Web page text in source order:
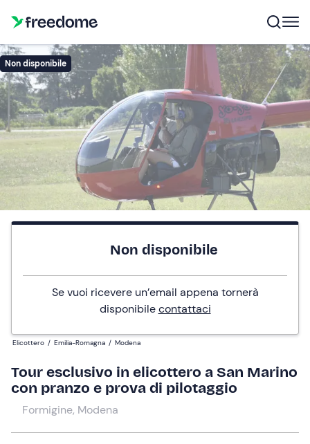
Non disponibile
Non disponibile
Se vuoi ricevere un’email appena tornerà
disponibilecontattaci
Elicottero / Emilia-Romagna / Modena
Tour esclusivo in elicottero a San Marino
con pranzo e prova di pilotaggio
Formigine, Modena